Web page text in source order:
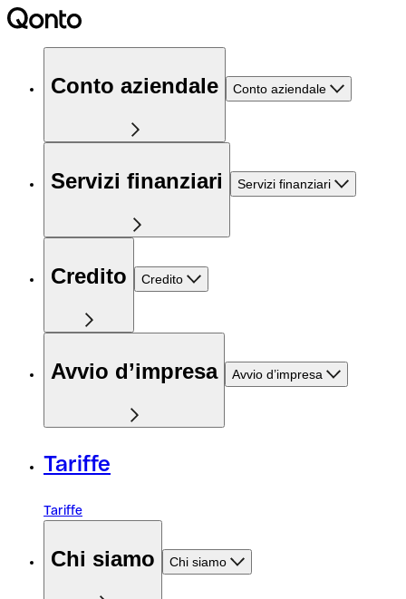
Conto aziendale Conto aziendale
Servizi finanziari Servizi finanziari
Credito Credito
Avvio d’impresa Avvio d’impresa
Tariffe
Tariffe
Chi siamo Chi siamo